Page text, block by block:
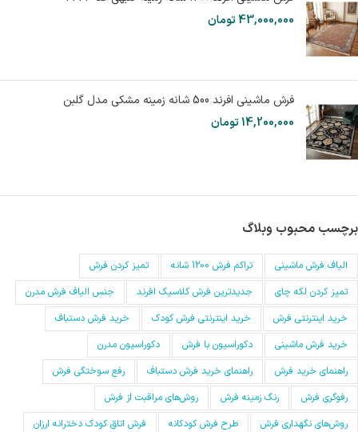
43,000,000تومان
فرش ماشینی افرند 500 شانه زمینه مشکی مدل گلبن
14,200,000تومان
برچسب محبوب وبلاگ
الیاف فرش ماشینی تراکم فرش 1200 شانه
تمیز کردن فرش
تمیز کردن لکه چای
جدیدترین فرش کلاسیک افرند
جنس الیاف فرش مدرن
خرید اینترنتی فرش
خرید اینترنتی فرش کودک
خرید فرش دستباف
خرید فرش ماشینی
دکوراسیون با فرش
دکوراسیون مدرن
راهنمای خرید فرش
راهنمای خرید فرش دستباف
رفع سوختگی فرش
رفوگری فرش
رنگ زمینه فرش
روش‌های مراقبت از فرش
روش‌های نگهداری فرش
طرح فرش کودکانه
فرش اتاق کودک دخترانه ارزان